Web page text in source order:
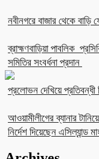
নবীনগরে বাজার থেকে বাড়ি
ব্রাহ্মণবাড়িয়া পাবলিক
সমিতির সংবর্ধনা প্রদান
প্রলোভন দেখিয়ে প্রতিবন্ধী
আওয়ামীলীগের ব্যানার
নির্দেশ দিয়েছেন এসিল্যান্ড